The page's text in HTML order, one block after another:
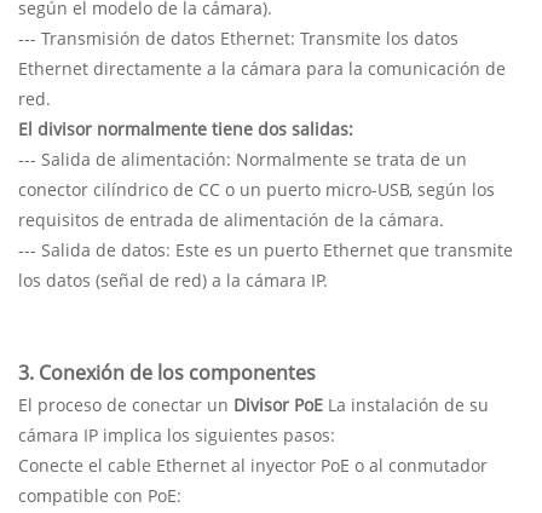
según el modelo de la cámara).
--- Transmisión de datos Ethernet: Transmite los datos
Ethernet directamente a la cámara para la comunicación de
red.
El divisor normalmente tiene dos salidas:
--- Salida de alimentación: Normalmente se trata de un
conector cilíndrico de CC o un puerto micro-USB, según los
requisitos de entrada de alimentación de la cámara.
--- Salida de datos: Este es un puerto Ethernet que transmite
los datos (señal de red) a la cámara IP.
3. Conexión de los componentes
El proceso de conectar un Divisor PoE La instalación de su
cámara IP implica los siguientes pasos:
Conecte el cable Ethernet al inyector PoE o al conmutador
compatible con PoE: